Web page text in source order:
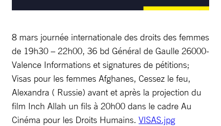
8 mars journée internationale des droits des femmes
de 19h30 – 22h00, 36 bd Général de Gaulle 26000-
Valence Informations et signatures de pétitions;
Visas pour les femmes Afghanes, Cessez le feu,
Alexandra ( Russie) avant et après la projection du
film Inch Allah un fils à 20h00 dans le cadre Au
Cinéma pour les Droits Humains. VISAS.jpg